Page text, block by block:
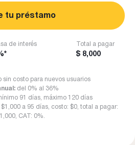
tu préstamo
de interés Total a pagar
$ 8,000
sin costo para nuevos usuarios
del 0% al 36%
91 días, máximo 120 días
a 95 días, costo: $0, total a pagar:
CAT: 0%.